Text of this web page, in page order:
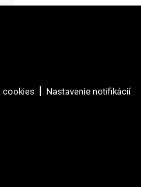
cookies Nastavenie notifikácií